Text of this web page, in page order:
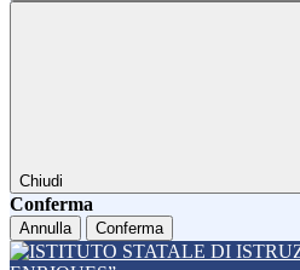
Chiudi
Conferma
Annulla Conferma